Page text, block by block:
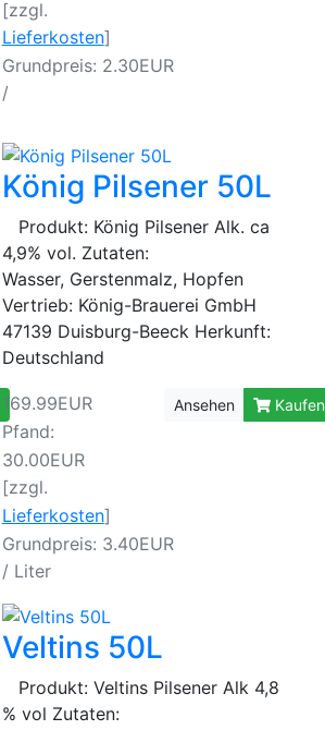
[zzgl.
Lieferkosten]
Grundpreis: 2.30EUR
/
König Pilsener 50L
Produkt: König Pilsener Alk. ca
4,9% vol. Zutaten:
Wasser, Gerstenmalz, Hopfen
Vertrieb: König-Brauerei GmbH
47139 Duisburg-Beeck Herkunft:
Deutschland
169.99EUR
Pfand:
30.00EUR
[zzgl.
Lieferkosten]
Grundpreis: 3.40EUR
/ Liter
Ansehen Kaufen
Veltins 50L
Produkt: Veltins Pilsener Alk 4,8
% vol Zutaten: